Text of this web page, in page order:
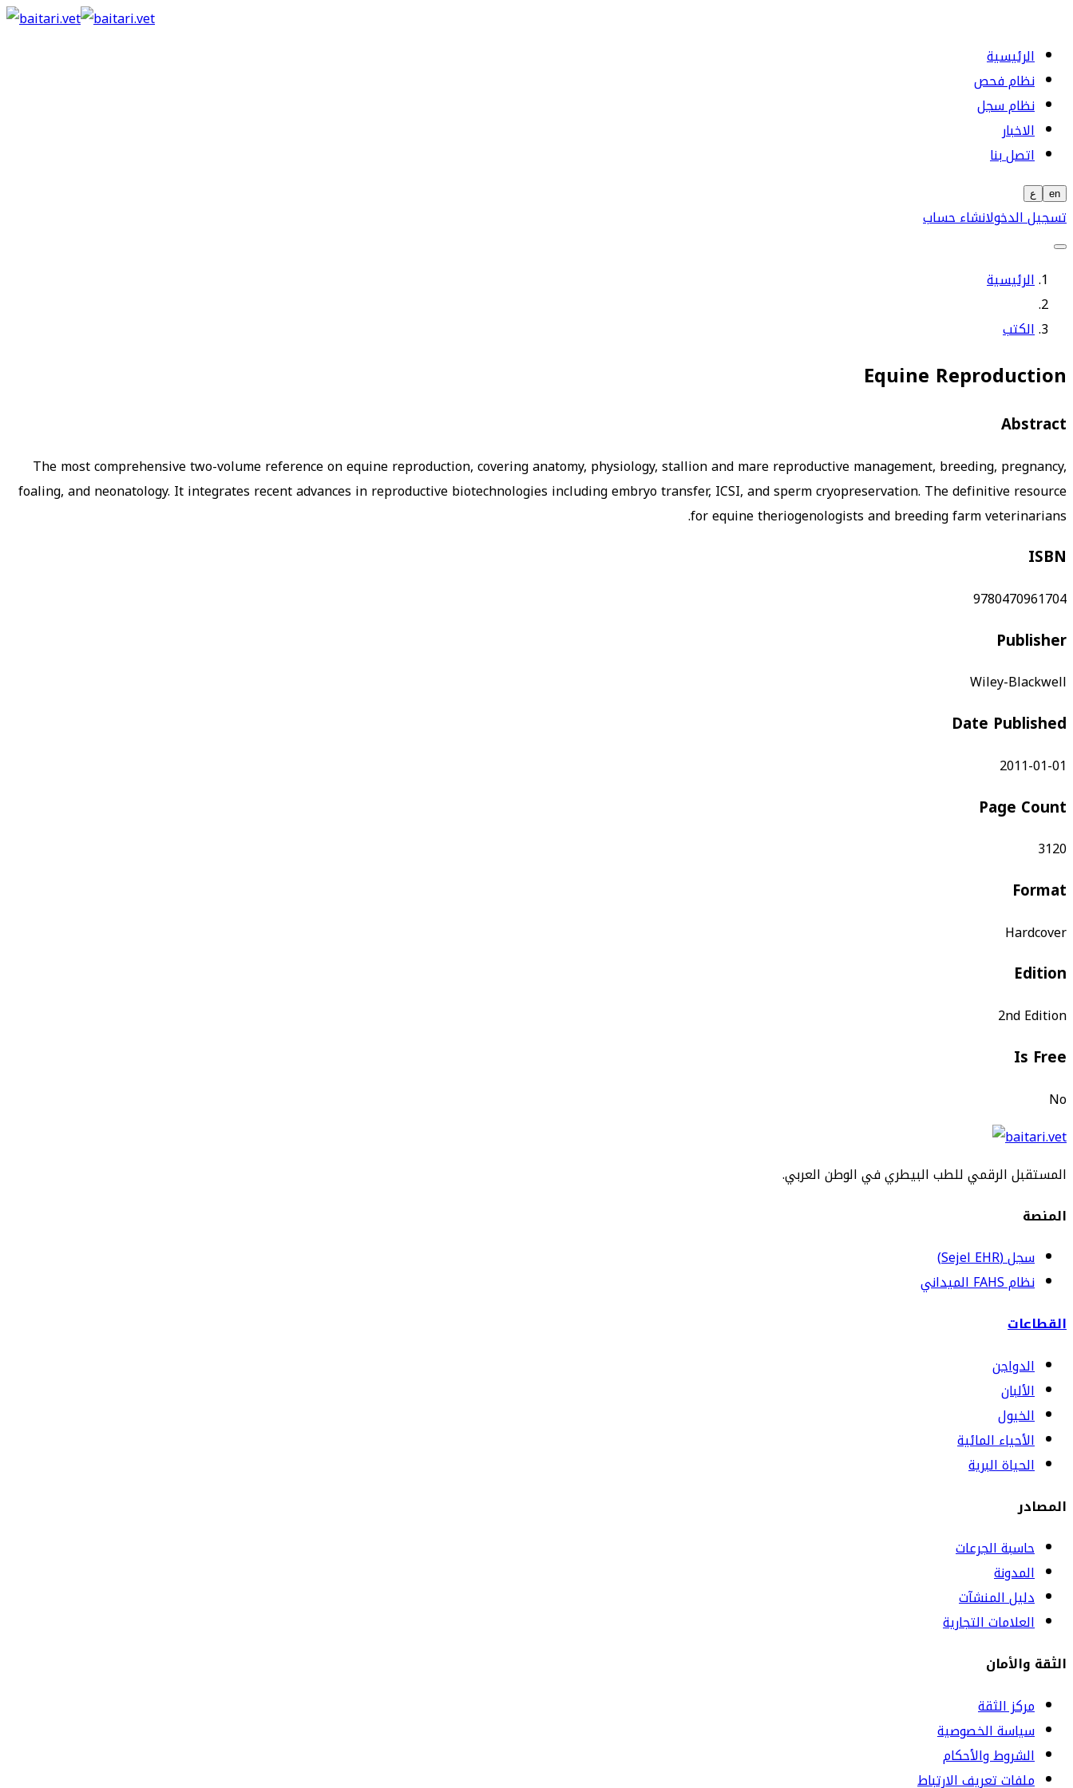
الرئيسية
نظام فحص
نظام سجل
الاخبار
اتصل بنا
en ع
تسجيل الدخولانشاء حساب
الرئيسية
الكتب
Equine Reproduction
Abstract
The most comprehensive two-volume reference on equine reproduction, covering anatomy, physiology, stallion and mare reproductive management, breeding, pregnancy,
foaling, and neonatology. It integrates recent advances in reproductive biotechnologies including embryo transfer, ICSI, and sperm cryopreservation. The definitive resource
for equine theriogenologists and breeding farm veterinarians.
ISBN
9780470961704
Publisher
Wiley-Blackwell
Date Published
2011-01-01
Page Count
3120
Format
Hardcover
Edition
2nd Edition
Is Free
No
المستقبل الرقمي للطب البيطري في الوطن العربي.
المنصة
سجل (Sejel EHR)
نظام FAHS الميداني
القطاعات
الدواجن
الألبان
الخيول
الأحياء المائية
الحياة البرية
المصادر
حاسبة الجرعات
المدونة
دليل المنشآت
العلامات التجارية
الثقة والأمان
مركز الثقة
سياسة الخصوصية
الشروط والأحكام
ملفات تعريف الارتباط